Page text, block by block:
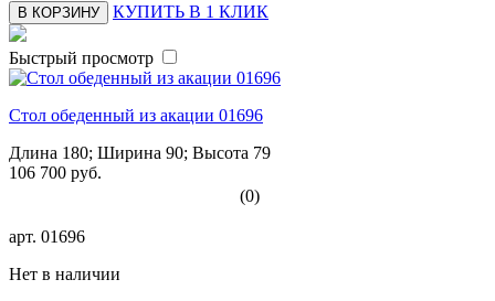
В КОРЗИНУ КУПИТЬ В 1 КЛИК
Быстрый просмотр
Стол обеденный из акации 01696
Длина 180; Ширина 90; Высота 79
106 700 руб.
(0)
арт. 01696
Нет в наличии